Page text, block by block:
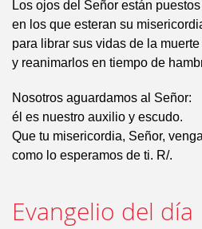
Los ojos del Señor están
en los que esteran su
para librar sus vidas de la muerte
y reanimarlos en tiempo de
Nosotros aguardamos al Señor:
él es nuestro auxilio y escudo.
Que tu misericordia, Señor,
como lo esperamos de ti. R/.
Evangelio del día